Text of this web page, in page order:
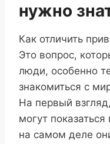
нужно
Как отличить
Это вопрос,
люди, особенно
знакомиться с
На первый
могут
на самом деле